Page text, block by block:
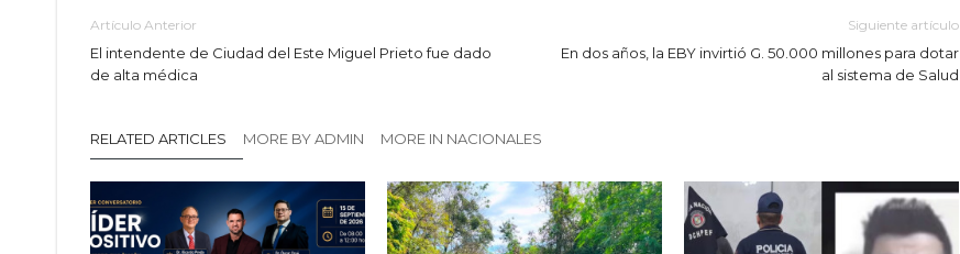
Artículo Anterior
El intendente de Ciudad del Este Miguel Prieto fue dado
de alta médica
Siguiente artículo
En dos años, la EBY invirtió G. 50.000 millones para dotar
al sistema de Salud
RELATED ARTICLES MORE BY ADMIN MORE IN NACIONALES